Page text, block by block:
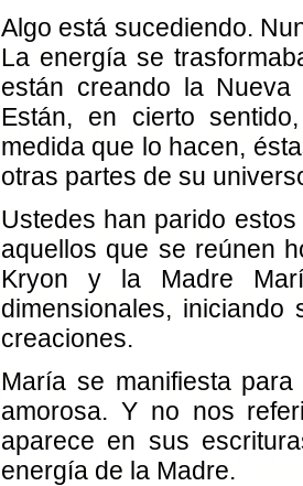
Algo está sucediendo.
La energía se
están creando la
Están, en cierto
medida que lo hacen,
otras partes de su
Ustedes han parido
aquellos que se reúnen
Kryon y la Madre
dimensionales,
creaciones.
María se manifiesta
amorosa. Y no nos
aparece en sus
energía de la Madre.